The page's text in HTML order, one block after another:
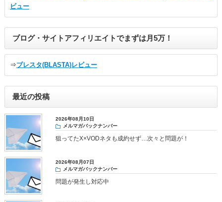
ビュー
ブログ・サイトアフィリエイトでまずは月5万！
⇒ブレスタ(BLASTA)レビュー
最近の投稿
2026年08月10日
メルマガバックナンバー
狙ってたX×VODネタも成約せず…次々と問題が！
2026年08月07日
メルマガバックナンバー
問題が発生し対応中